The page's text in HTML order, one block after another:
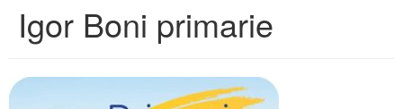
Igor Boni primarie